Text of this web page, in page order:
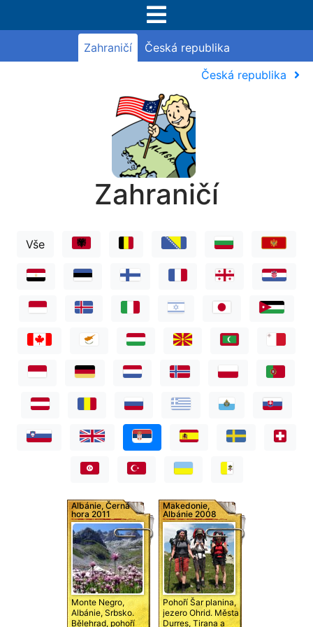
Zahraničí Česká republika
Zahraničí
Česká republika
Vše
Albánie, Černá
hora 2011
Monte Negro,
Albánie, Srbsko.
Bělehrad, pohoří
Makedonie,
Albánie 2008
Pohoří Šar planina,
jezero Ohrid. Města
Durres, Tirana a